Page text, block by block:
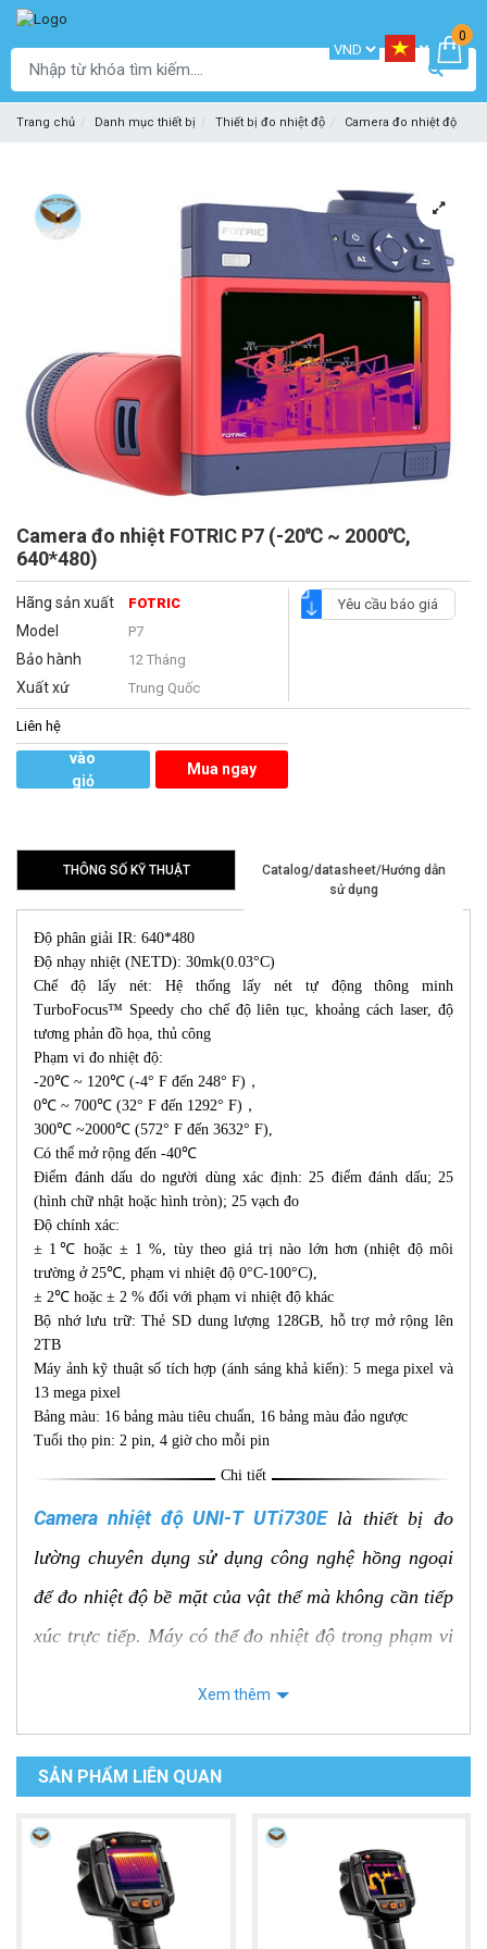
0
Trang chủ Danh mục thiết bị Thiết bị đo nhiệt độ Camera đo nhiệt độ
Camera đo nhiệt FOTRIC P7 (-20℃ ~ 2000℃,
640*480)
Hãng sản xuất FOTRIC
Model P7
Bảo hành 12 Tháng
Xuất xứ Trung Quốc
Yêu cầu báo giá
Liên hệ
vào
giỏ
Mua ngay
THÔNG SỐ KỸ THUẬT
Catalog/datasheet/Hướng dẫn
sử dụng
Độ phân giải IR: 640*480
Độ nhạy nhiệt (NETD): 30mk(0.03°C)
Chế độ lấy nét: Hệ thống lấy nét tự động thông minh
TurboFocus™ Speedy cho chế độ liên tục, khoảng cách laser, độ
tương phản đồ họa, thủ công
Phạm vi đo nhiệt độ:
-20℃ ~ 120℃ (-4° F đến 248° F)，
0℃ ~ 700℃ (32° F đến 1292° F)，
300℃ ~2000℃ (572° F đến 3632° F),
Có thể mở rộng đến -40℃
Điểm đánh dấu do người dùng xác định: 25 điểm đánh dấu; 25
(hình chữ nhật hoặc hình tròn); 25 vạch đo
Độ chính xác:
± 1℃ hoặc ± 1 %, tùy theo giá trị nào lớn hơn (nhiệt độ môi
trường ở 25℃, phạm vi nhiệt độ 0°C-100°C),
± 2℃ hoặc ± 2 % đối với phạm vi nhiệt độ khác
Bộ nhớ lưu trữ: Thẻ SD dung lượng 128GB, hỗ trợ mở rộng lên
2TB
Máy ảnh kỹ thuật số tích hợp (ánh sáng khả kiến): 5 mega pixel và
13 mega pixel
Bảng màu: 16 bảng màu tiêu chuẩn, 16 bảng màu đảo ngược
Tuổi thọ pin: 2 pin, 4 giờ cho mỗi pin
Chi tiết
Camera nhiệt độ UNI-T UTi730E là thiết bị đo
lường chuyên dụng sử dụng công nghệ hồng ngoại
để đo nhiệt độ bề mặt của vật thể mà không cần tiếp
xúc trực tiếp. Máy có thể đo nhiệt độ trong phạm vi
thị rõ ràng hình ảnh nhiệt và giá trị nhiệt độ, đèn
pin, chức năng ghi hình ảnh và video, chức năng
phân tích dữ liệu. Máy có thiết kế nhỏ gọn, trọng
lượng nhẹ, dễ dàng mang theo và sử dụng.
Xem thêm
SẢN PHẨM LIÊN QUAN